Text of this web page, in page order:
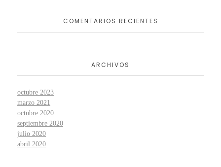
COMENTARIOS RECIENTES
ARCHIVOS
octubre 2023
marzo 2021
octubre 2020
septiembre 2020
julio 2020
abril 2020